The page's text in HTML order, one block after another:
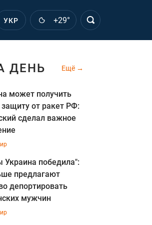
УКР +29°
ДЕНЬ Ещё
может получить
от ракет РФ:
сделал важное
Украина победила":
предлагают
депортировать
мужчин